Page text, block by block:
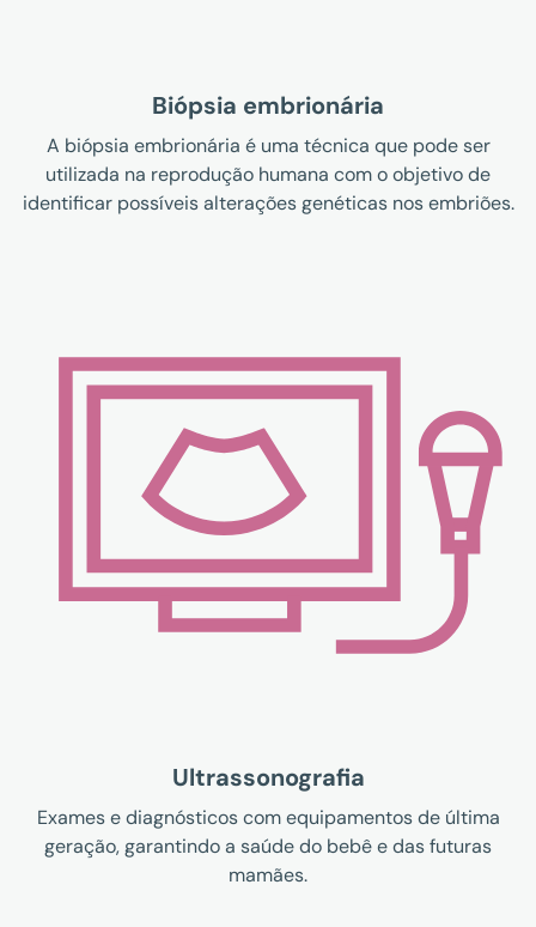
Biópsia embrionária
A biópsia embrionária é uma técnica que pode ser
utilizada na reprodução humana com o objetivo de
identificar possíveis alterações genéticas nos embriões.
Ultrassonografia
Exames e diagnósticos com equipamentos de última
geração, garantindo a saúde do bebê e das futuras
mamães.